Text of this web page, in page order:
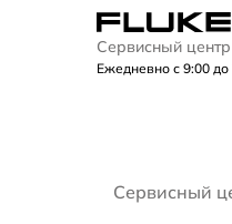
Сервисный центр
Ежедневно с 9:00 до
Сервисный